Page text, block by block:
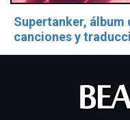
Supertanker, álbum
canciones y